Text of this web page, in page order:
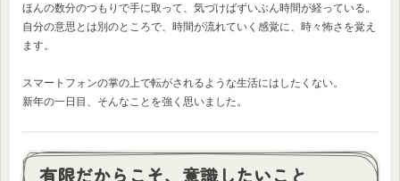
ほんの数分のつもりで手に取って、気づけばずいぶん時間が経っている。
自分の意思とは別のところで、時間が流れていく感覚に、時々怖さを覚え
ます。
スマートフォンの掌の上で転がされるような生活にはしたくない。
新年の一日目、そんなことを強く思いました。
有限だからこそ、意識したいこと